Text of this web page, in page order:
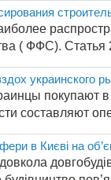
( ФФС).
украинского
покупают
составляют
в Києві на